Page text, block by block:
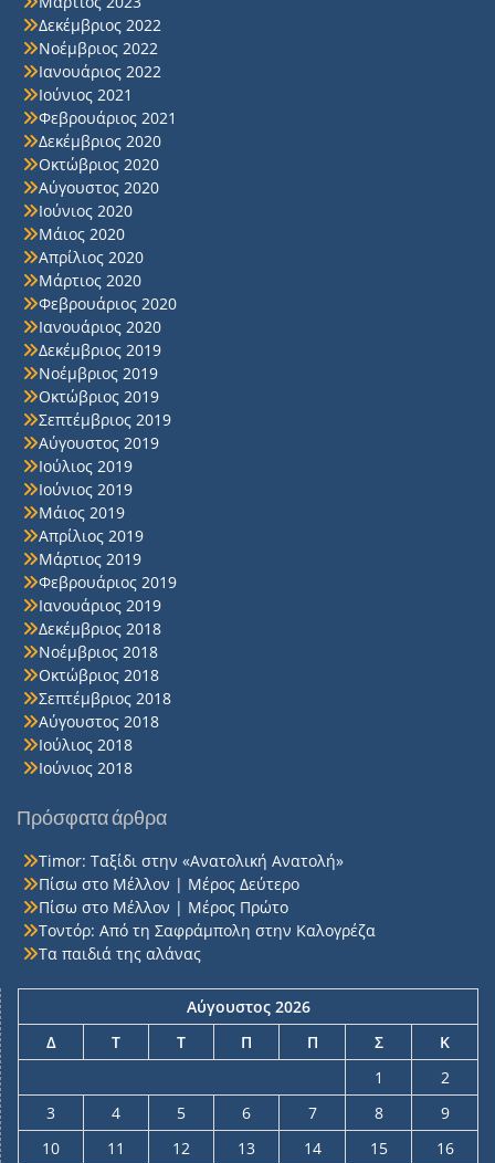
Δεκέμβριος 2022
Νοέμβριος 2022
Ιανουάριος 2022
Ιούνιος 2021
Φεβρουάριος 2021
Δεκέμβριος 2020
Οκτώβριος 2020
Αύγουστος 2020
Ιούνιος 2020
Μάιος 2020
Απρίλιος 2020
Μάρτιος 2020
Φεβρουάριος 2020
Ιανουάριος 2020
Δεκέμβριος 2019
Νοέμβριος 2019
Οκτώβριος 2019
Σεπτέμβριος 2019
Αύγουστος 2019
Ιούλιος 2019
Ιούνιος 2019
Μάιος 2019
Απρίλιος 2019
Μάρτιος 2019
Φεβρουάριος 2019
Ιανουάριος 2019
Δεκέμβριος 2018
Νοέμβριος 2018
Οκτώβριος 2018
Σεπτέμβριος 2018
Αύγουστος 2018
Ιούλιος 2018
Ιούνιος 2018
Πρόσφατα άρθρα
Timor: Ταξίδι στην «Ανατολική Ανατολή»
Πίσω στο Μέλλον | Μέρος Δεύτερο
Πίσω στο Μέλλον | Μέρος Πρώτο
Τοντόρ: Από τη Σαφράμπολη στην Καλογρέζα
Τα παιδιά της αλάνας
Αύγουστος 2026
Δ
Τ Τ Π Π Σ
Κ
1
2
3
4 5 6 7 8
9
10
11 12 13 14 15
16